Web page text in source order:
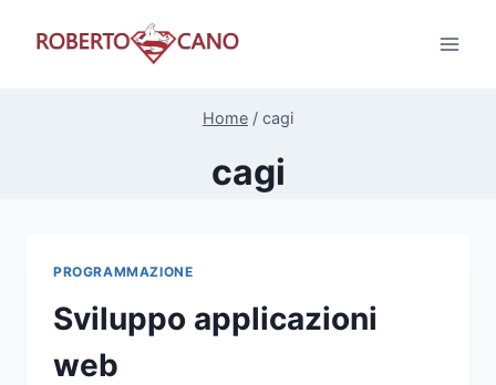
Home / cagi
cagi
PROGRAMMAZIONE
Sviluppo applicazioni
web